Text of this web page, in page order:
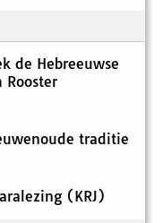
de Hebreeuwse
Rooster
traditie
(KRJ)